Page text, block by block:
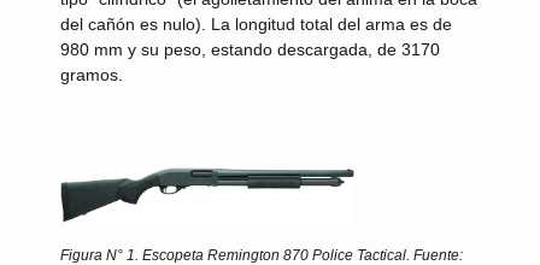
del cañón es nulo). La longitud total del arma es de
980 mm y su peso, estando descargada, de 3170
gramos.
Figura N° 1 . Escopeta Remington 870 Police Tactical. Fuente: